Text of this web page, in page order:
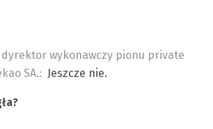
dyrektor wykonawczy pionu private
SA.: Jeszcze nie.